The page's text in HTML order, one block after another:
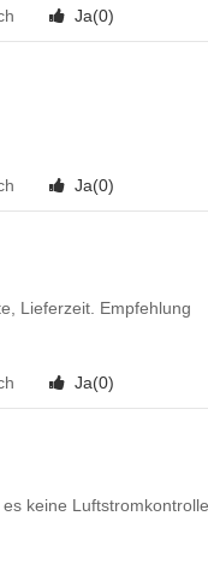
Ja(0)
Ja(0)
Lieferzeit. Empfehlung
Ja(0)
keine